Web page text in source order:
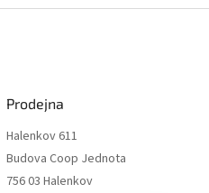
Prodejna
Halenkov 611
Budova Coop Jednota
756 03 Halenkov